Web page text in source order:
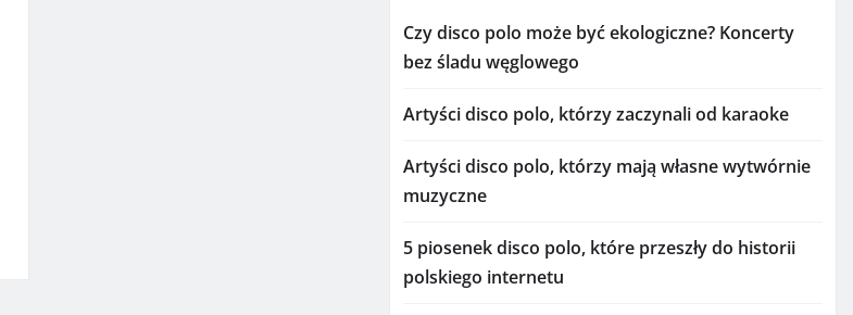
Czy disco polo może być ekologiczne? Koncerty
bez śladu węglowego
Artyści disco polo, którzy zaczynali od karaoke
Artyści disco polo, którzy mają własne wytwórnie
muzyczne
5 piosenek disco polo, które przeszły do historii
polskiego internetu